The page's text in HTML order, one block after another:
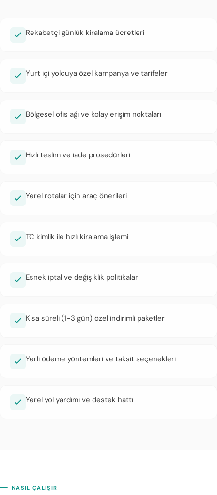
Rekabetçi günlük kiralama ücretleri
Yurt içi yolcuya özel kampanya ve tarifeler
Bölgesel ofis ağı ve kolay erişim noktaları
Hızlı teslim ve iade prosedürleri
Yerel rotalar için araç önerileri
TC kimlik ile hızlı kiralama işlemi
Esnek iptal ve değişiklik politikaları
Kısa süreli (1-3 gün) özel indirimli paketler
Yerli ödeme yöntemleri ve taksit seçenekleri
Yerel yol yardımı ve destek hattı
NASIL ÇALIŞIR